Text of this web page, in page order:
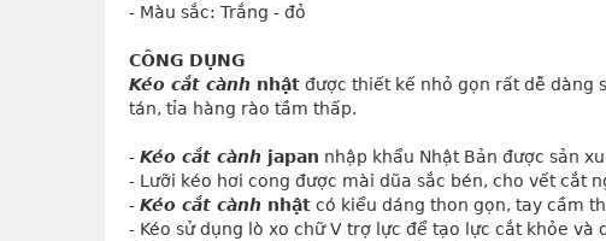
- Màu sắc: Trắng - đỏ
CÔNG DỤNG
Kéo cắt cành nhật được thiết kế nhỏ gọn rất dễ dàng
tán, tỉa hàng rào tầm thấp.
- Kéo cắt cành japan nhập khẩu Nhật Bản được sản
- Lưỡi kéo hơi cong được mài dũa sắc bén, cho vết cắt
- Kéo cắt cành nhật có kiểu dáng thon gọn, tay cầm
- Kéo sử dụng lò xo chữ V trợ lực để tạo lực cắt khỏe và